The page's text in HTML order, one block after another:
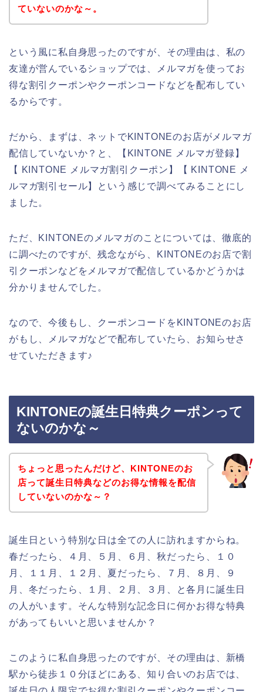
ていないのかな～。
という風に私自身思ったのですが、その理由は、私の
友達が営んでいるショップでは、メルマガを使ってお
得な割引クーポンやクーポンコードなどを配布してい
るからです。
だから、まずは、ネットでKINTONEのお店がメルマガ
配信していないか？と、【KINTONE メルマガ登録】
【 KINTONE メルマガ割引クーポン】【 KINTONE メ
ルマガ割引セール】という感じで調べてみることにし
ました。
ただ、KINTONEのメルマガのことについては、徹底的
に調べたのですが、残念ながら、KINTONEのお店で割
引クーポンなどをメルマガで配信しているかどうかは
分かりませんでした。
なので、今後もし、クーポンコードをKINTONEのお店
がもし、メルマガなどで配布していたら、お知らせさ
せていただきます♪
KINTONEの誕生日特典クーポンって
ないのかな～
ちょっと思ったんだけど、KINTONEのお
店って誕生日特典などのお得な情報を配信
していないのかな～？
誕生日という特別な日は全ての人に訪れますからね。
春だったら、４月、５月、６月、秋だったら、１０
月、１１月、１２月、夏だったら、７月、８月、９
月、冬だったら、１月、２月、３月、と各月に誕生日
の人がいます。そんな特別な記念日に何かお得な特典
があってもいいと思いませんか？
このように私自身思ったのですが、その理由は、新橋
駅から徒歩１０分ほどにある、知り合いのお店では、